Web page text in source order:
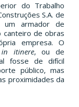
do Trabalho
S.A. de
armador de
de obras
empresa. O
in itinere, ou de
fosse de difícil
público, mas
proximidades da